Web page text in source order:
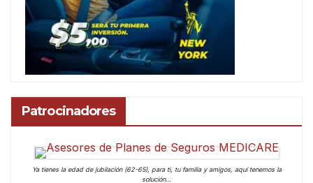
Patrocinadores
Ya tienes la edad de jubilación (62-65), para ti, tu familia y amigos, aquí tenemos la
solución…